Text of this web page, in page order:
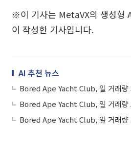
※이 기사는 MetaVX의 생성형
이 작성한 기사입니다.
AI 추천 뉴스